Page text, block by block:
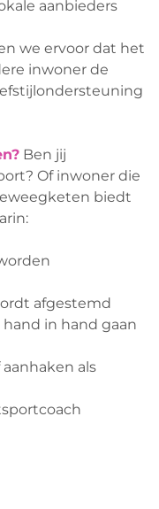
aanbieders
we ervoor dat het
inwoner de
Ben jij
Of inwoner die
biedt
afgestemd
in hand gaan
als